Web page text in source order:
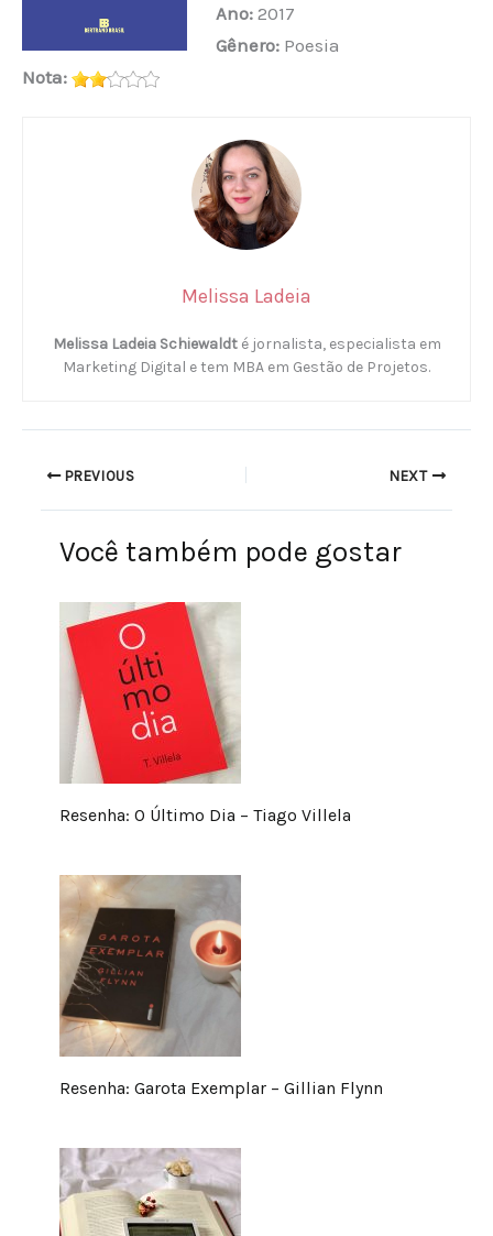
Ano:2017
Gênero:Poesia
Nota:
Melissa Ladeia
Melissa Ladeia Schiewaldté jornalista, especialista em
Marketing Digital e tem MBA em Gestão de Projetos.
PREVIOUS NEXT
Você também pode gostar
Resenha: O Último Dia – Tiago Villela
Resenha: Garota Exemplar – Gillian Flynn